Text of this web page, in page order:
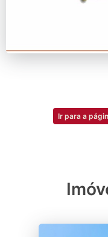
Ir para a